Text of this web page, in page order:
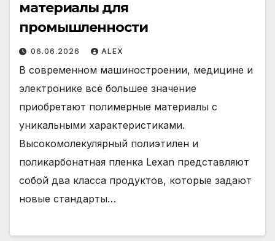
материалы для
промышленности
06.06.2026 ALEX
В современном машиностроении, медицине и
электронике всё большее значение
приобретают полимерные материалы с
уникальными характеристиками.
Высокомолекулярный полиэтилен и
поликарбонатная пленка Lexan представляют
собой два класса продуктов, которые задают
новые стандарты…